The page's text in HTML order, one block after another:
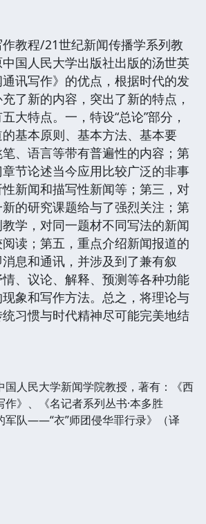
程/21世纪新闻传播学系列教
国人民大学出版社出版的汤世英
讯写作》的优点，根据时代的发
了新的内容，突出了新的特点，
大特点。一，特设“总论”部分，
基本原则、基本方法、基本要
、语言等带有普遍性的内容；第
节论述当今应用比较广泛的非事
新闻和描写性新闻等；第三，对
的研究课题给与了强烈关注；第
学，对同一题材不同写法的新闻
读；第五，重点介绍新闻报道的
息和通讯，并涉及到了兼有叙
、议论、解释、预测等各种功能
象和写作方法。总之，将理论与
习惯与时代精神尽可能完美地结
国人民大学新闻学院教授，著有：《西
作》、《名记者系列丛书·本多胜
军队——“衣”师团侵华罪行录》（译